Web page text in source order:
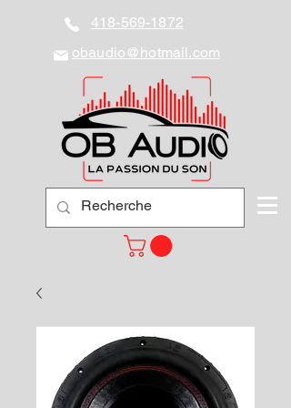
418-569-1872
obaudio@hotmail.com